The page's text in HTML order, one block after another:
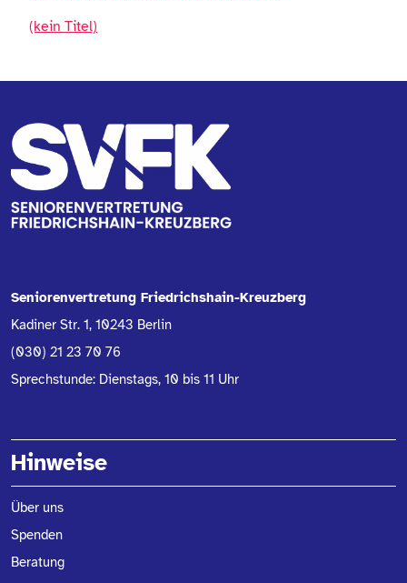
(kein Titel)
Seniorenvertretung Friedrichshain-Kreuzberg
Kadiner Str. 1, 10243 Berlin
(030) 21 23 70 76
Sprechstunde: Dienstags, 10 bis 11 Uhr
Hinweise
Über uns
Spenden
Beratung